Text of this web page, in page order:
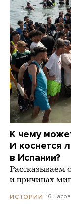
К чему
И коснется
в Испании?
Рассказываем
и причинах
ИСТОРИИ 16